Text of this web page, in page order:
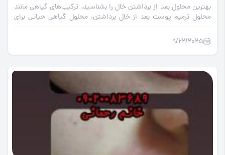
بهترین محلول بعد از برداشتن خال را بشناسید. ترکیب‌های گیاهی مانند
محلول ترمیم پوست بعد از خال برداشتن، محلول گیاهی حیاتی برای
شفاف و بدون جای زخم داشته باشید.
9/22/2025